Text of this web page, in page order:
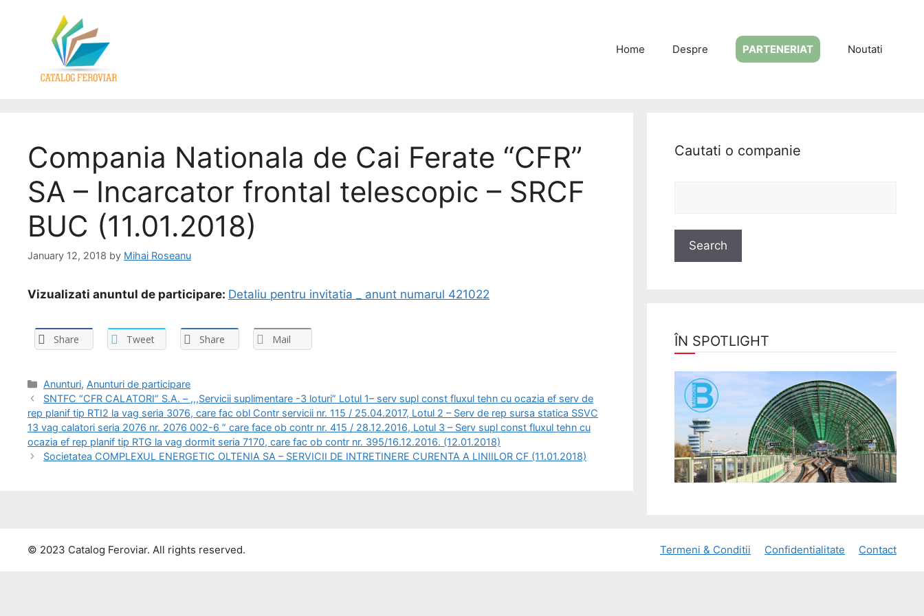
Home Despre PARTENERIAT Noutati
Compania Nationala de Cai Ferate “CFR”
SA – Incarcator frontal telescopic – SRCF
BUC (11.01.2018)
January 12, 2018 by Mihai Roseanu
Vizualizati anuntul de participare: Detaliu pentru invitatia _ anunt numarul 421022
Share Tweet Share Mail
Anunturi, Anunturi de participare
SNTFC “CFR CALATORI” S.A. – ,,,Servicii suplimentare -3 loturi” Lotul 1– serv supl const fluxul tehn cu ocazia ef serv de
rep planif tip RTI2 la vag seria 3076, care fac obl Contr servicii nr. 115 / 25.04.2017, Lotul 2 – Serv de rep sursa statica SSVC
13 vag calatori seria 2076 nr. 2076 002-6 ” care face ob contr nr. 415 / 28.12.2016, Lotul 3 – Serv supl const fluxul tehn cu
ocazia ef rep planif tip RTG la vag dormit seria 7170, care fac ob contr nr. 395/16.12.2016. (12.01.2018)
Societatea COMPLEXUL ENERGETIC OLTENIA SA – SERVICII DE INTRETINERE CURENTA A LINIILOR CF (11.01.2018)
Cautati o companie
ÎN SPOTLIGHT
Termeni & Conditii Confidentialitate Contact
© 2023 Catalog Feroviar. All rights reserved.